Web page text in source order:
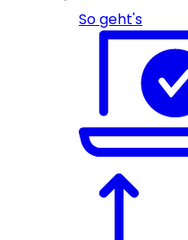
So geht's